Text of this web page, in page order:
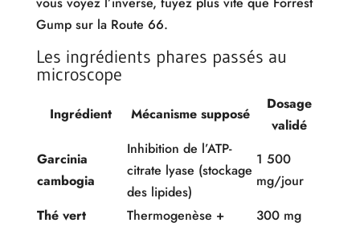
Gump sur la Route 66.
Les ingrédients phares passés au
microscope
Ingrédient Mécanisme supposé
Dosage
validé
Garcinia
cambogia
Inhibition de l’ATP-
citrate lyase (stockage
des lipides)
1 500
mg/jour
Thé vert
Thermogenèse +
300 mg